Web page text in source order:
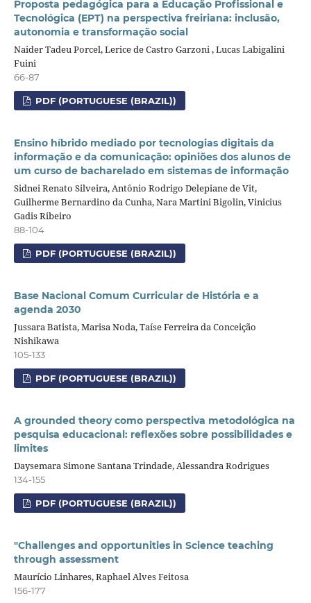
Proposta pedagógica para a Educação Profissional e
Tecnológica (EPT) na perspectiva freiriana: inclusão,
autonomia e transformação social
Naider Tadeu Porcel, Lerice de Castro Garzoni , Lucas Labigalini
Fuini
66-87
PDF (PORTUGUESE (BRAZIL))
Ensino híbrido mediado por tecnologias digitais da
informação e da comunicação: opiniões dos alunos de
um curso de bacharelado em sistemas de informação
Sidnei Renato Silveira, Antônio Rodrigo Delepiane de Vit,
Guilherme Bernardino da Cunha, Nara Martini Bigolin, Vinicius
Gadis Ribeiro
88-104
PDF (PORTUGUESE (BRAZIL))
Base Nacional Comum Curricular de História e a
agenda 2030
Jussara Batista, Marisa Noda, Taíse Ferreira da Conceição
Nishikawa
105-133
PDF (PORTUGUESE (BRAZIL))
A grounded theory como perspectiva metodológica na
pesquisa educacional: reflexões sobre possibilidades e
limites
Daysemara Simone Santana Trindade, Alessandra Rodrigues
134-155
PDF (PORTUGUESE (BRAZIL))
"Challenges and opportunities in Science teaching
through assessment
Maurício Linhares, Raphael Alves Feitosa
156-177